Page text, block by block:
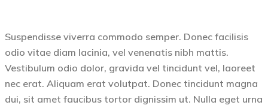
Suspendisse viverra commodo semper. Donec facilisis
odio vitae diam lacinia, vel venenatis nibh mattis.
Vestibulum odio dolor, gravida vel tincidunt vel, laoreet
nec erat. Aliquam erat volutpat. Donec tincidunt magna
dui, sit amet faucibus tortor dignissim ut. Nulla eget urna